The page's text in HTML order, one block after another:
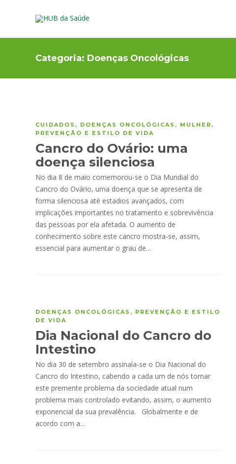
Categoria: Doenças Oncológicas
CUIDADOS , DOENÇAS ONCOLÓGICAS , MULHER ,
PREVENÇÃO E ESTILO DE VIDA
Cancro do Ovário: uma
doença silenciosa
No dia 8 de maio comemorou-se o Dia Mundial do
Cancro do Ovário, uma doença que se apresenta de
forma silenciosa até estadios avançados, com
implicações importantes no tratamento e sobrevivência
das pessoas por ela afetada. O aumento de
conhecimento sobre este cancro mostra-se, assim,
essencial para aumentar o grau de…
DOENÇAS ONCOLÓGICAS , PREVENÇÃO E ESTILO
DE VIDA
Dia Nacional do Cancro do
Intestino
No dia 30 de setembro assinala-se o Dia Nacional do
Cancro do Intestino, cabendo a cada um de nós tornar
este premente problema da sociedade atual num
problema mais controlado evitando, assim, o aumento
exponencial da sua prevalência. Globalmente e de
acordo com a…